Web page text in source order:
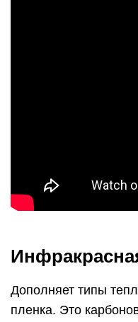
Дополняет типы
пленка. Это